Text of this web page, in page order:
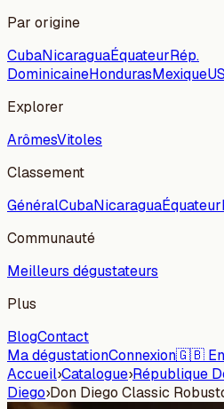
Par origine
CubaNicaraguaÉquateurRép.
DominicaineHondurasMexique
Explorer
ArômesVitoles
Classement
GénéralCubaNicaraguaÉquateur
Communauté
Meilleurs dégustateurs
Plus
BlogContact
Ma dégustationConnexion🇬🇧
Accueil›Catalogue›République
Diego›Don Diego Classic